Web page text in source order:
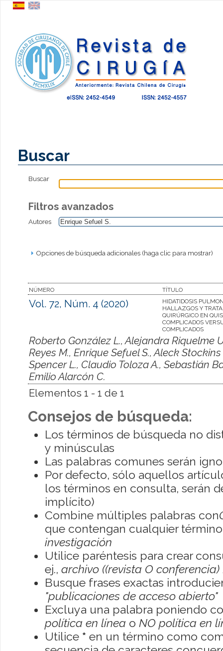
Buscar
Buscar
Filtros avanzados
Autores
Opciones de búsqueda adicionales (haga clic para mostrar)
NÚMERO TÍTULO
Vol. 72, Núm. 4 (2020)
HIDATIDOSIS
HALLAZGOS Y
QUIRÚRGICO EN
COMPLICADOS
COMPLICADOS
Roberto González L., Alejandra Riquelme
Reyes M., Enrique Sefuel S., Aleck
Spencer L., Claudio Toloza A., Sebastián
Emilio Alarcón C.
Elementos 1 - 1 de 1
Consejos de búsqueda:
Los términos de búsqueda no
y minúsculas
Las palabras comunes serán
Por defecto, sólo aquellos
los términos en consulta, serán
implícito)
Combine múltiples palabras con
que contengan cualquier
investigación
Utilice paréntesis para crear
ej., archivo ((revista O conferencia)
Busque frases exactas
"publicaciones de acceso abierto"
Excluya una palabra poniendo
política en línea o NO política en
Utilice * en un término como